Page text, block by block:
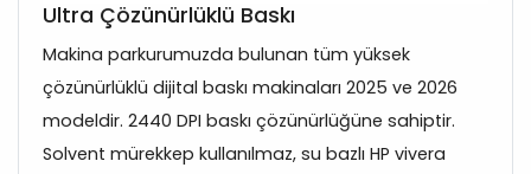
Ultra Çözünürlüklü Baskı
Makina parkurumuzda bulunan tüm yüksek
çözünürlüklü dijital baskı makinaları 2025 ve 2026
modeldir. 2440 DPI baskı çözünürlüğüne sahiptir.
Solvent mürekkep kullanılmaz, su bazlı HP vivera